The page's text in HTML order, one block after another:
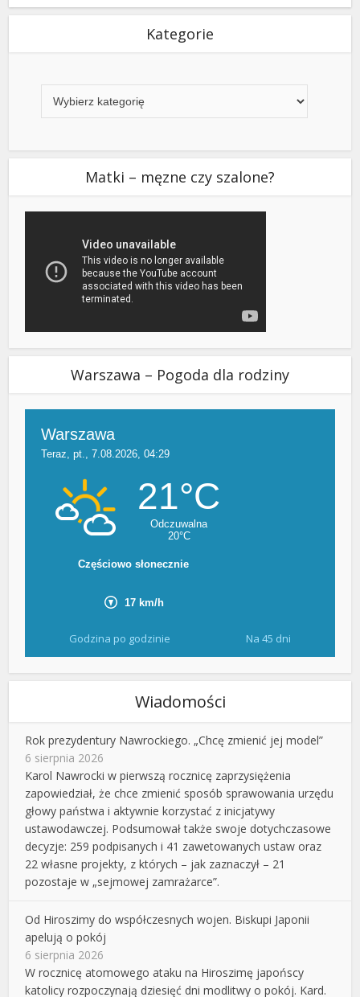
Kategorie
Matki – męzne czy szalone?
Warszawa – Pogoda dla rodziny
Godzina po godzinie Na 45 dni
Wiadomości
Rok prezydentury Nawrockiego. „Chcę zmienić jej model”
6 sierpnia 2026
Karol Nawrocki w pierwszą rocznicę zaprzysiężenia
zapowiedział, że chce zmienić sposób sprawowania urzędu
głowy państwa i aktywnie korzystać z inicjatywy
ustawodawczej. Podsumował także swoje dotychczasowe
decyzje: 259 podpisanych i 41 zawetowanych ustaw oraz
22 własne projekty, z których – jak zaznaczył – 21
pozostaje w „sejmowej zamrażarce”.
Od Hiroszimy do współczesnych wojen. Biskupi Japonii
apelują o pokój
6 sierpnia 2026
W rocznicę atomowego ataku na Hiroszimę japońscy
katolicy rozpoczynają dziesięć dni modlitwy o pokój. Kard.